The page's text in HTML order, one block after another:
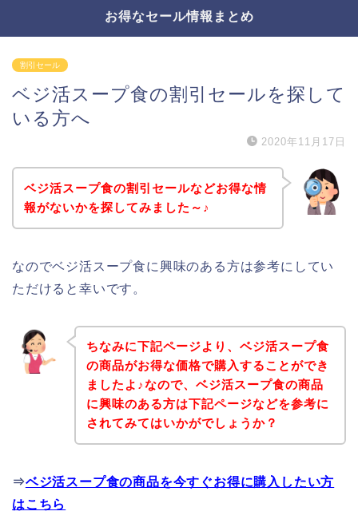
お得なセール情報まとめ
割引セール
ベジ活スープ食の割引セールを探して
いる方へ
2020年11月17日
ベジ活スープ食の割引セールなどお得な情
報がないかを探してみました～♪
なのでベジ活スープ食に興味のある方は参考にしてい
ただけると幸いです。
ちなみに下記ページより、ベジ活スープ食
の商品がお得な価格で購入することができ
ましたよ♪なので、ベジ活スープ食の商品
に興味のある方は下記ページなどを参考に
されてみてはいかがでしょうか？
⇒ベジ活スープ食の商品を今すぐお得に購入したい方
はこちら